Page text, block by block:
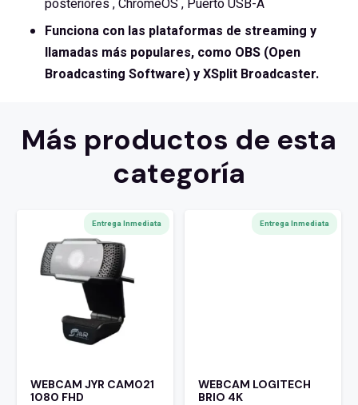
posteriores,ChromeOS , Puerto USB-A
Funciona con las plataformas de streaming y
llamadas más populares, como OBS (Open
Broadcasting Software) y XSplit Broadcaster.
Más productos de esta
categoría
Entrega Inmediata
WEBCAM JYR CAM021
1080 FHD
Entrega Inmediata
WEBCAM LOGITECH
BRIO 4K